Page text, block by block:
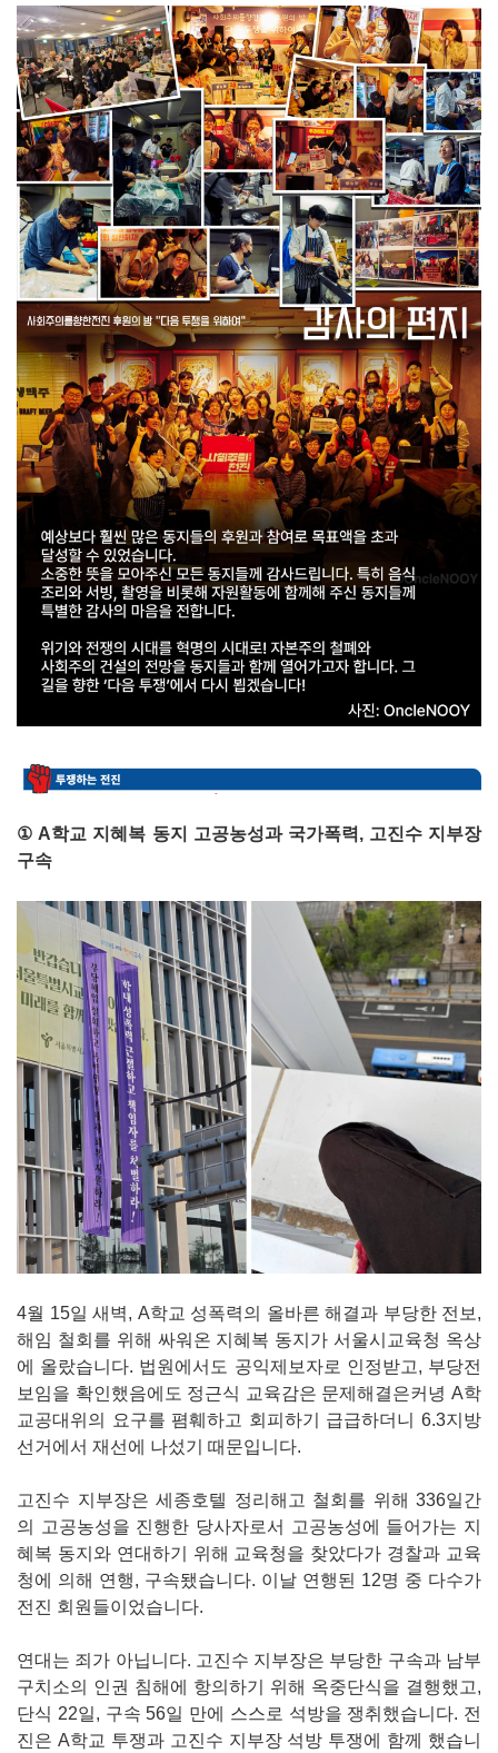
① A학교 지혜복 동지 고공농성과 국가폭력, 고진수 지부장
구속
4월 15일 새벽, A학교 성폭력의 올바른 해결과 부당한 전보,
해임 철회를 위해 싸워온 지혜복 동지가 서울시교육청 옥상
에 올랐습니다. 법원에서도 공익제보자로 인정받고, 부당전
보임을 확인했음에도 정근식 교육감은 문제해결은커녕 A학
교공대위의 요구를 폄훼하고 회피하기 급급하더니 6.3지방
선거에서 재선에 나섰기 때문입니다.
고진수 지부장은 세종호텔 정리해고 철회를 위해 336일간
의 고공농성을 진행한 당사자로서 고공농성에 들어가는 지
혜복 동지와 연대하기 위해 교육청을 찾았다가 경찰과 교육
청에 의해 연행, 구속됐습니다. 이날 연행된 12명 중 다수가
전진 회원들이었습니다.
연대는 죄가 아닙니다. 고진수 지부장은 부당한 구속과 남부
구치소의 인권 침해에 항의하기 위해 옥중단식을 결행했고,
단식 22일, 구속 56일 만에 스스로 석방을 쟁취했습니다. 전
진은 A학교 투쟁과 고진수 지부장 석방 투쟁에 함께 했습니